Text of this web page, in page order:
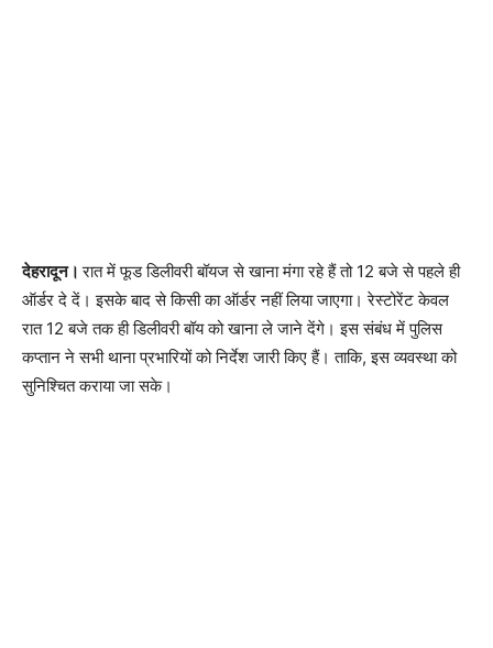
देहरादून।रात में फूड डिलीवरी बॉयज से खाना मंगा रहे हैं तो 12 बजे से पहले ही
ऑर्डर दे दें। इसके बाद से किसी का ऑर्डर नहीं लिया जाएगा। रेस्टोरेंट केवल
रात 12 बजे तक ही डिलीवरी बॉय को खाना ले जाने देंगे। इस संबंध में पुलिस
कप्तान ने सभी थाना प्रभारियों को निर्देश जारी किए हैं। ताकि, इस व्यवस्था को
सुनिश्चित कराया जा सके।